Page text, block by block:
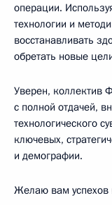
операции.
технологии и
восстанавливать
обретать новые
Уверен, коллектив
с полной отдачей,
технологического
ключевых,
и демографии.
Желаю вам успехов